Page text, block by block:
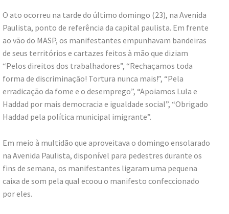
O ato ocorreu na tarde do último domingo (23), na Avenida
Paulista, ponto de referência da capital paulista. Em frente
ao vão do MASP, os manifestantes empunhavam bandeiras
de seus territórios e cartazes feitos à mão que diziam
“Pelos direitos dos trabalhadores”, “Rechaçamos toda
forma de discriminação! Tortura nunca mais!”, “Pela
erradicação da fome e o desemprego”, “Apoiamos Lula e
Haddad por mais democracia e igualdade social”, “Obrigado
Haddad pela política municipal imigrante”.
Em meio à multidão que aproveitava o domingo ensolarado
na Avenida Paulista, disponível para pedestres durante os
fins de semana, os manifestantes ligaram uma pequena
caixa de som pela qual ecoou o manifesto confeccionado
por eles.